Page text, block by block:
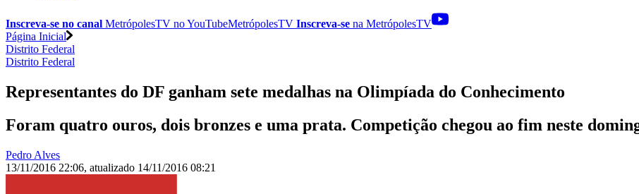
Inscreva-se no canal MetrópolesTV noYouTubeMetrópolesTV Inscreva-se na MetrópolesTV
Página Inicial
Distrito Federal
Distrito Federal
Representantes do DF ganham sete medalhas na Olimpíada do Conhecimento
Foram quatro ouros, dois bronzes e uma prata. Competição chegou ao fim neste
Pedro Alves
13/11/2016 22:06, atualizado 14/11/2016 08:21